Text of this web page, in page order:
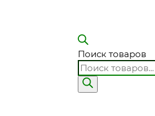
Поиск товаров